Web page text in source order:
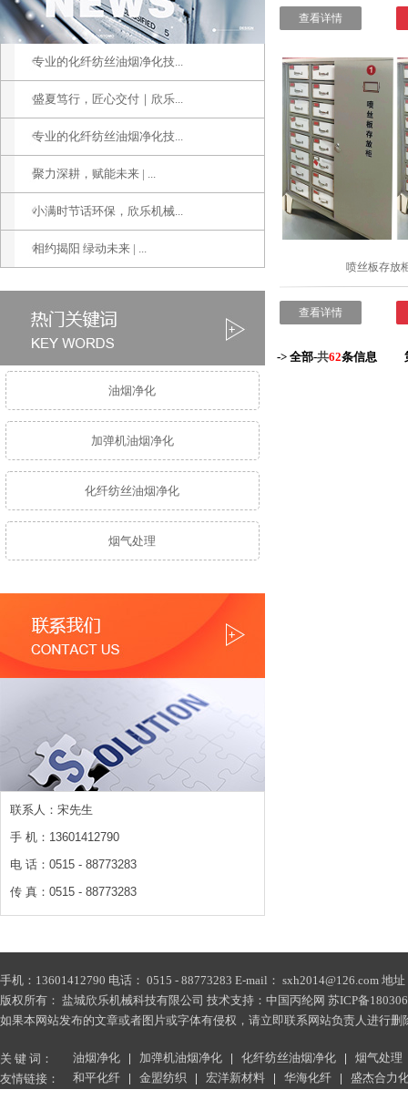
专业的化纤纺丝油烟净化技...
盛夏笃行，匠心交付｜欣乐...
专业的化纤纺丝油烟净化技...
聚力深耕，赋能未来 | ...
小满时节话环保，欣乐机械...
相约揭阳 绿动未来 | ...
油烟净化
加弹机油烟净化
化纤纺丝油烟净化
烟气处理
联系人：宋先生
手 机：13601412790
电 话：0515 - 88773283
传 真：0515 - 88773283
查看详情
喷丝板存放
查看详情
-> 全部-共62条信息
手机：13601412790 电话： 0515 - 88773283 E-mail： sxh2014@126.com 地
版权所有： 盐城欣乐机械科技有限公司 技术支持： 中国丙纶网 苏ICP备
如果本网站发布的文章或者图片或字体有侵权，请立即联系网站负责人进行删
关 键 词： 油烟净化 加弹机油烟净化 化纤纺丝油烟净化
烟气处理
友情链接：
和平化纤 金盟纺织 宏洋新材料 华海化纤 盛杰合力